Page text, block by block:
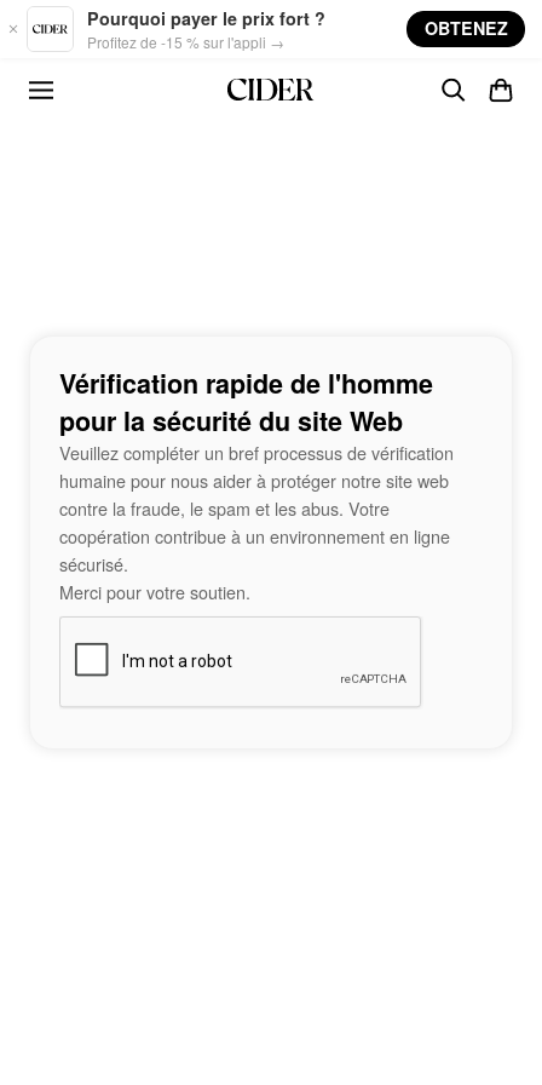
Skip to main content
Pourquoi payer le prix fort ?
Profitez de -15 % sur l'appli →
OBTENEZ
Vérification rapide de l'homme
pour la sécurité du site Web
Veuillez compléter un bref processus de vérification
humaine pour nous aider à protéger notre site web
contre la fraude, le spam et les abus. Votre
coopération contribue à un environnement en ligne
sécurisé.
Merci pour votre soutien.